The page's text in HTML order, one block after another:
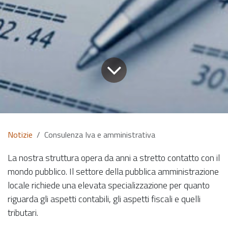
Notizie Consulenza Iva e amministrativa
La nostra struttura opera da anni a stretto contatto con il
mondo pubblico. Il settore della pubblica amministrazione
locale richiede una elevata specializzazione per quanto
riguarda gli aspetti contabili, gli aspetti fiscali e quelli
tributari.